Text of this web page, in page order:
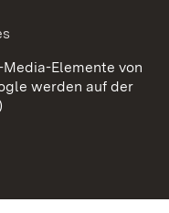
Elemente von
werden auf der